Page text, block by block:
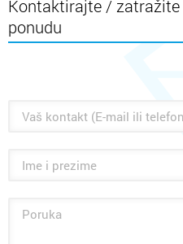
Kontaktirajte / zatražite
ponudu